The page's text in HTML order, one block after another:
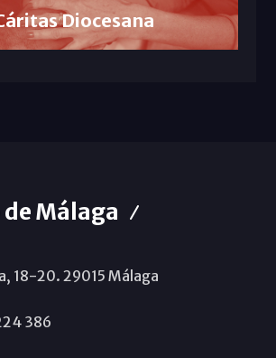
Diocesana
Málaga
18-20. 29015 Málaga
386